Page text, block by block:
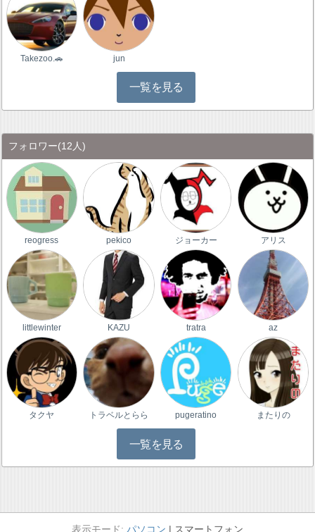
Takezoo.🚗 jun
一覧を見る
フォロワー(12人)
reogress pekico ジョーカー アリス
littlewinter KAZU tratra az
タクヤ トラベルとらら pugeratino またりの
一覧を見る
パソコン スマートフォン